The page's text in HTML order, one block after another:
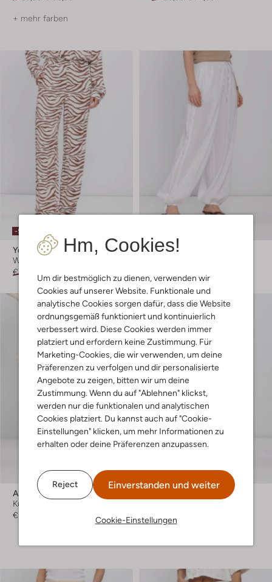
Hm, Cookies!
Um dir bestmöglich zu dienen, verwenden wir
Cookies auf unserer Website. Funktionale und
analytische Cookies sorgen dafür, dass die Website
ordnungsgemäß funktioniert und kontinuierlich
verbessert wird. Diese Cookies werden immer
platziert und erfordern keine Zustimmung. Für
Marketing-Cookies, die wir verwenden, um deine
Präferenzen zu verfolgen und dir personalisierte
Angebote zu zeigen, bitten wir um deine
Zustimmung. Wenn du auf "Ablehnen" klickst,
werden nur die funktionalen und analytischen
Cookies platziert. Du kannst auch auf "Cookie-
Einstellungen" klicken, um mehr Informationen zu
erhalten oder deine Präferenzen anzupassen.
Reject Einverstanden und weiter
Cookie-Einstellungen
+ mehr farben
-50%
Ydence
Weite Hose
€ 69,99
Neo Noir
Amaya Amsterdam
Kurze Hose
€ 99,99
€ 89,99